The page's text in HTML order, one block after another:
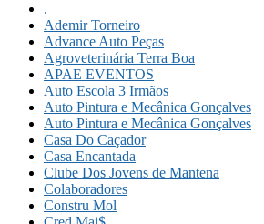
.
Ademir Torneiro
Advance Auto Peças
Agroveterinária Terra Boa
APAE EVENTOS
Auto Escola 3 Irmãos
Auto Pintura e Mecânica Gonçalves
Auto Pintura e Mecânica Gonçalves
Casa Do Caçador
Casa Encantada
Clube Dos Jovens de Mantena
Colaboradores
Constru Mol